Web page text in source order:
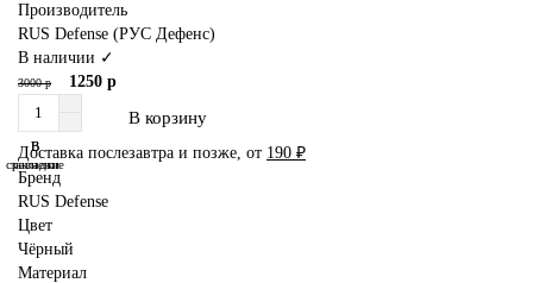
Производитель
RUS Defense (РУС Дефенс)
В наличии ✓
3000 р 1250 р
В корзину
В
закладки
В
сравнение
Доставка послезавтра и позже, от 190 ₽
Бренд
RUS Defense
Цвет
Чёрный
Материал